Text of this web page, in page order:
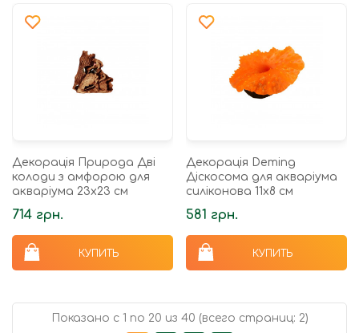
Декорація Природа Дві
колоди з амфорою для
акваріума 23х23 см
714 грн.
КУПИТЬ
Декорація Deming
Діскосома для акваріума
силіконова 11х8 см
581 грн.
КУПИТЬ
Показано с 1 по 20 из 40 (всего страниц: 2)